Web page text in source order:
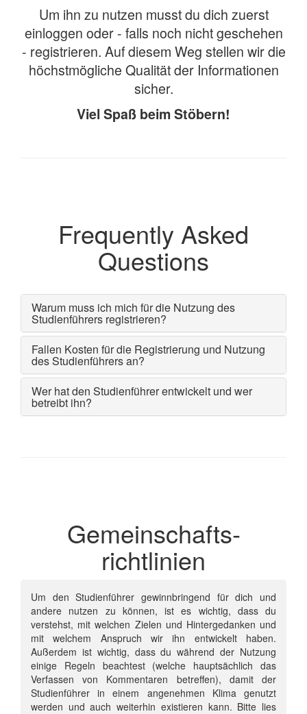
Um ihn zu nutzen musst du dich zuerst
einloggen oder - falls noch nicht geschehen
- registrieren. Auf diesem Weg stellen wir die
höchstmögliche Qualität der Informationen
sicher.
Viel Spaß beim Stöbern!
Frequently Asked
Questions
Warum muss ich mich für die Nutzung des
Studienführers registrieren?
Fallen Kosten für die Registrierung und Nutzung
des Studienführers an?
Wer hat den Studienführer entwickelt und wer
betreibt ihn?
Gemeinschafts­
richtlinien
Um den Studienführer gewinnbringend für dich und
andere nutzen zu können, ist es wichtig, dass du
verstehst, mit welchen Zielen und Hintergedanken und
mit welchem Anspruch wir ihn entwickelt haben.
Außerdem ist wichtig, dass du während der Nutzung
einige Regeln beachtest (welche hauptsächlich das
Verfassen von Kommentaren betreffen), damit der
Studienführer in einem angenehmen Klima genutzt
werden und auch weiterhin existieren kann. Bitte lies